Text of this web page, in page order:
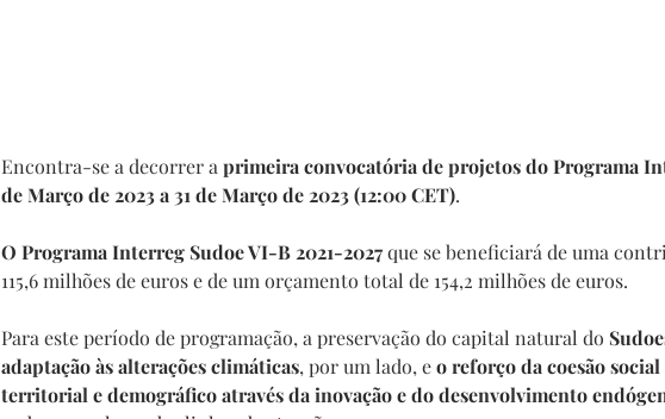
Encontra-se a decorrer a primeira convocatória de projetos do Programa
de Março de 2023 a 31 de Março de 2023 (12:00 CET).
O Programa Interreg Sudoe VI-B 2021-2027 que se beneficiará de uma
115,6 milhões de euros e de um orçamento total de 154,2 milhões de euros.
Para este período de programação, a preservação do capital natural do
adaptação às alterações climáticas, por um lado, e o reforço da coesão
territorial e demográfico através da inovação e do desenvolvimento